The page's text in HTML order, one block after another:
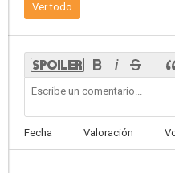
Ver todo
Fecha Valoración